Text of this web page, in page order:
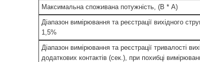
Максимальна споживана потужність, (В * А)
Діапазон вимірювання та реєстрації вихідного
1,5%
Діапазон вимірювання та реєстрації тривалості
додаткових контактів (сек.), при похибці